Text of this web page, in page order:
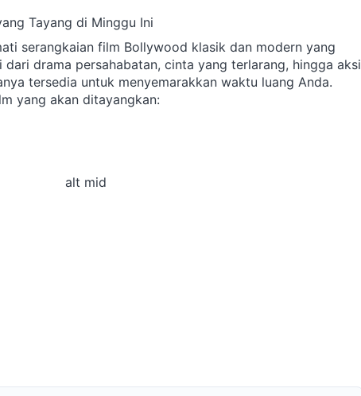
Tayang di Minggu Ini
serangkaian film Bollywood klasik dan modern yang
drama persahabatan, cinta yang terlarang, hingga aksi
tersedia untuk menyemarakkan waktu luang Anda.
yang akan ditayangkan:
alt mid